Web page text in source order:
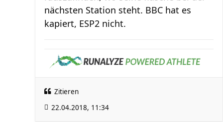
nächsten Station steht. BBC hat es
kapiert, ESP2 nicht.
Zitieren
22.04.2018, 11:34